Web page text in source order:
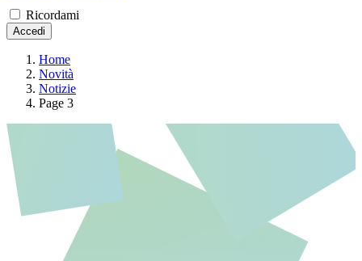
Ricordami
Accedi
Home
Novità
Notizie
Page 3